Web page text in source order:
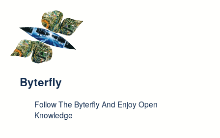
Byterfly
Follow The Byterfly And Enjoy Open
Knowledge